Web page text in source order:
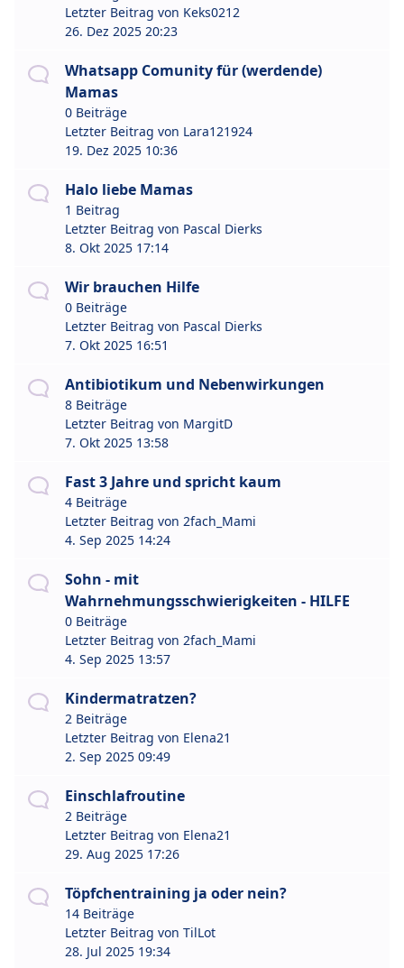
Letzter Beitrag von Keks0212
26. Dez 2025 20:23
Whatsapp Comunity für (werdende)
Mamas
0 Beiträge
Letzter Beitrag von Lara121924
19. Dez 2025 10:36
Halo liebe Mamas
1 Beitrag
Letzter Beitrag von Pascal Dierks
8. Okt 2025 17:14
Wir brauchen Hilfe
0 Beiträge
Letzter Beitrag von Pascal Dierks
7. Okt 2025 16:51
Antibiotikum und Nebenwirkungen
8 Beiträge
Letzter Beitrag von MargitD
7. Okt 2025 13:58
Fast 3 Jahre und spricht kaum
4 Beiträge
Letzter Beitrag von 2fach_Mami
4. Sep 2025 14:24
Sohn - mit
Wahrnehmungsschwierigkeiten - HILFE
0 Beiträge
Letzter Beitrag von 2fach_Mami
4. Sep 2025 13:57
Kindermatratzen?
2 Beiträge
Letzter Beitrag von Elena21
2. Sep 2025 09:49
Einschlafroutine
2 Beiträge
Letzter Beitrag von Elena21
29. Aug 2025 17:26
Töpfchentraining ja oder nein?
14 Beiträge
Letzter Beitrag von TilLot
28. Jul 2025 19:34